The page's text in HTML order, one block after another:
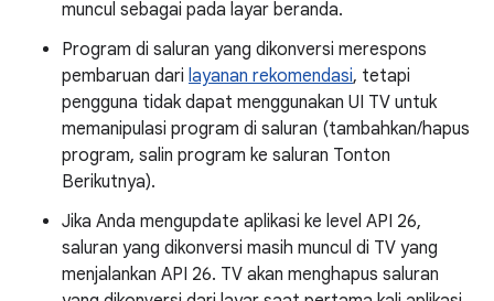
muncul sebagai pada layar beranda.
Program di saluran yang dikonversi merespons
pembaruan dari layanan rekomendasi, tetapi
pengguna tidak dapat menggunakan UI TV untuk
memanipulasi program di saluran (tambahkan/hapus
program, salin program ke saluran Tonton
Berikutnya).
Jika Anda mengupdate aplikasi ke level API 26,
saluran yang dikonversi masih muncul di TV yang
menjalankan API 26. TV akan menghapus saluran